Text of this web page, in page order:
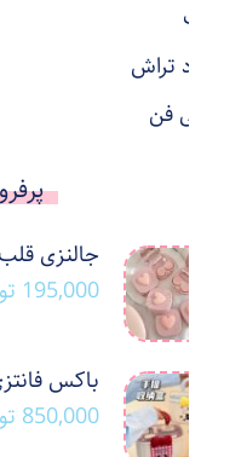
ماگ
مداد تراش
مینی فن
جالنزی
195,000
باکس
850,000